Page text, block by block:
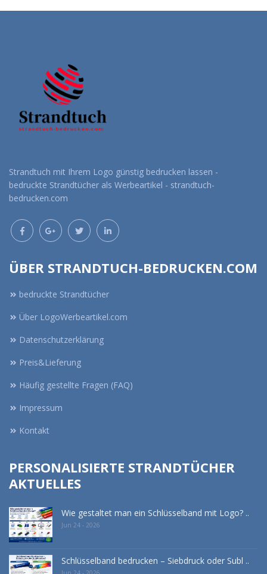
Strandtuch mit Ihrem Logo günstig bedrucken lassen -
bedruckte Strandtücher als Werbeartikel - strandtuch-
bedrucken.com
ÜBER STRANDTUCH-BEDRUCKEN.COM
bedruckte Strandtücher
Über LogoWerbeartikel.com
Datenschutzerklärung
Preis&Lieferung
Häufig gestellte Fragen (FAQ)
Impressum
Kontakt
PERSONALISIERTE STRANDTÜCHER
AKTUELLES
Wie gestaltet man ein Schlüsselband mit Logo? ..
Jun 24 - 2026
Schlüsselband bedrucken – Siebdruck oder Subl ..